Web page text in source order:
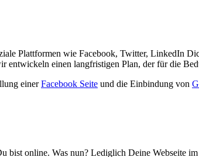
Plattformen wie Facebook, Twitter, LinkedIn
entwickeln einen langfristigen Plan, der für die
einerFacebook Seite und die Einbindung von
bist online. Was nun? Lediglich Deine Webseite